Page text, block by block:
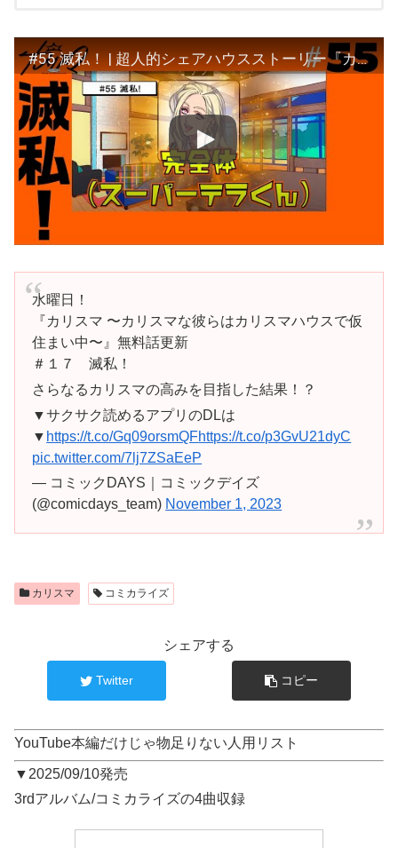
#55 滅私！ | 超人的シェアハウスストーリー『カリスマ』
水曜日！
『カリスマ 〜カリスマな彼らはカリスマハウスで仮
住まい中〜』無料話更新
＃１７ 滅私！
さらなるカリスマの高みを目指した結果！？
▼サクサク読めるアプリのDLは
▼ https://t.co/Gq09orsmQFhttps://t.co/p3GvU21dyC
pic.twitter.com/7lj7ZSaEeP
— コミックDAYS｜コミックデイズ
(@comicdays_team) November 1, 2023
カリスマ コミカライズ
シェアする
Twitter コピー
YouTube本編だけじゃ物足りない人用リスト
▼2025/09/10発売
3rdアルバム/コミカライズの4曲収録